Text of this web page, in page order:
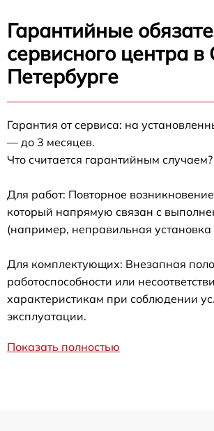
Гарантийные
сервисного центра в
Петербурге
Гарантия от сервиса: на
— до 3 месяцев.
Что считается гарантийным случаем?
Для работ: Повторное
который напрямую связан с
(например, неправильная установка
Для комплектующих: Внезапная
работоспособности или
характеристикам при соблюдении
эксплуатации.
Показать полностью